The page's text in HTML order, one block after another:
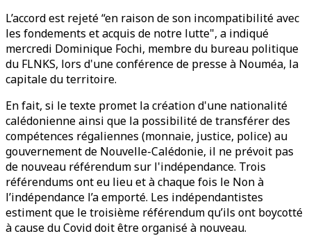
L’accord est rejeté “en raison de son incompatibilité avec
les fondements et acquis de notre lutte", a indiqué
mercredi Dominique Fochi, membre du bureau politique
du FLNKS, lors d'une conférence de presse à Nouméa, la
capitale du territoire.
En fait, si le texte promet la création d'une nationalité
calédonienne ainsi que la possibilité de transférer des
compétences régaliennes (monnaie, justice, police) au
gouvernement de Nouvelle-Calédonie, il ne prévoit pas
de nouveau référendum sur l'indépendance. Trois
référendums ont eu lieu et à chaque fois le Non à
l’indépendance l’a emporté. Les indépendantistes
estiment que le troisième référendum qu’ils ont boycotté
à cause du Covid doit être organisé à nouveau.